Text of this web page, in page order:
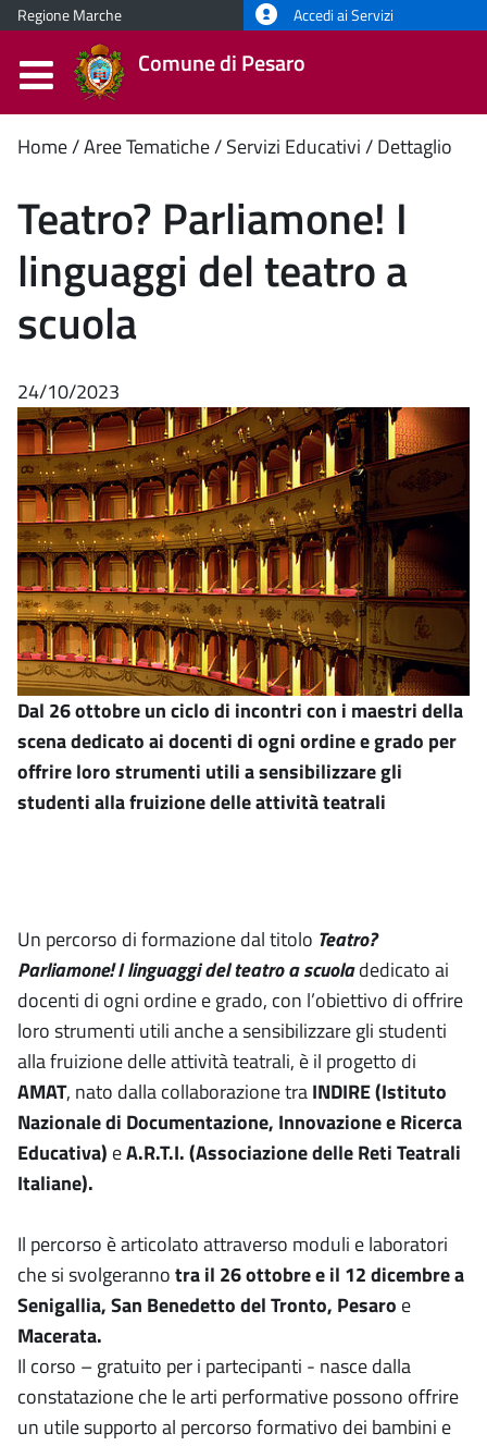
Regione Marche Accedi ai Servizi
Comune di Pesaro
Contenuto
principale
Home Aree Tematiche Servizi Educativi Dettaglio
Teatro? Parliamone! I
linguaggi del teatro a
scuola
24/10/2023
Dal 26 ottobre un ciclo di incontri con i maestri della
scena dedicato ai docenti di ogni ordine e grado per
offrire loro strumenti utili a sensibilizzare gli
studenti alla fruizione delle attività teatrali
Un percorso di formazione dal titolo Teatro?
Parliamone! I linguaggi del teatro a scuoladedicato ai
docenti di ogni ordine e grado, con l’obiettivo di offrire
loro strumenti utili anche a sensibilizzare gli studenti
alla fruizione delle attività teatrali, è il progetto di
AMAT, nato dalla collaborazione traINDIRE (Istituto
Nazionale di Documentazione, Innovazione e Ricerca
Educativa) eA.R.T.I. (Associazione delle Reti Teatrali
Italiane).
Il percorso è articolato attraverso moduli e laboratori
che si svolgerannotra il 26 ottobre e il 12 dicembre a
Senigallia, San Benedetto del Tronto, Pesaro e
Macerata.
Il corso – gratuito per i partecipanti - nasce dalla
constatazione che le arti performative possono offrire
un utile supporto al percorso formativo dei bambini e